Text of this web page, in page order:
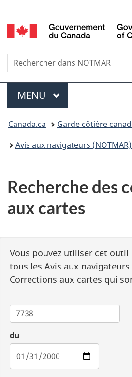
au
la
HTML
Recherche
Rechercher
dans
NOTMAR
Menu
MENU PRINCIPAL
Vous
êtes
Canada.ca
Garde côtière
Avis aux navigateurs (NOTMAR)
Recherche des
aux cartes
Vous pouvez utiliser cet outil
tous les Avis aux navigateurs
Corrections aux cartes qui
Carte
du